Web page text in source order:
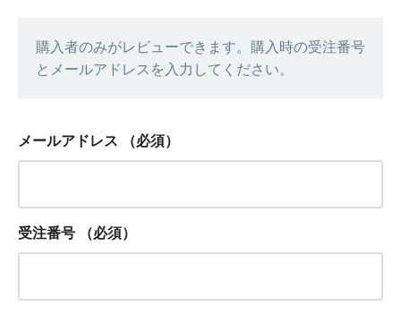
購入者のみがレビューできます。購入時の受注番号
とメールアドレスを入力してください。
メールアドレス （必須）
受注番号 （必須）